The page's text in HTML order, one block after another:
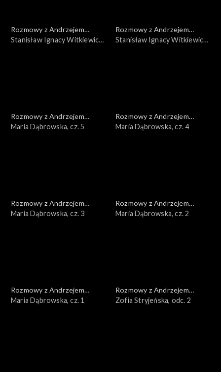
Rozmowy z Andrzejem
Doboszem
Stanisław Ignacy Witkiewicz,
Rozmowy z Andrzejem
Doboszem
Stanisław Ignacy Witkiewicz,
Rozmowy z Andrzejem
Doboszem
Maria Dąbrowska, cz. 5
Rozmowy z Andrzejem
Doboszem
Maria Dąbrowska, cz. 4
Rozmowy z Andrzejem
Doboszem
Maria Dąbrowska, cz. 3
Rozmowy z Andrzejem
Doboszem
Maria Dąbrowska, cz. 2
Rozmowy z Andrzejem
Doboszem
Maria Dąbrowska, cz. 1
Rozmowy z Andrzejem
Doboszem
Zofia Stryjeńska, odc. 2